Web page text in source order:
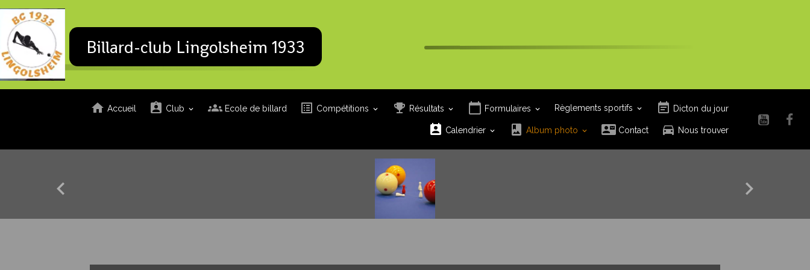
Billard-club Lingolsheim 1933
Accueil Club Ecole de billard Compétitions Résultats Formulaires Règlements sportifs Dicton du jour
Calendrier Album photo Contact Nous trouver